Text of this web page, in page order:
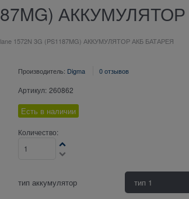
1572N 3G (PS1187MG) АККУМУЛЯТОР АКБ БАТАРЕЯ
Производитель: Digma 0 отзывов
Артикул: 260862
Есть в наличии
Количество:
тип аккумулятор